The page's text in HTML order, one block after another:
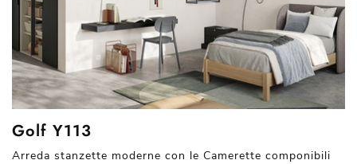
Golf Y113
Arreda stanzette moderne con le Camerette componibili